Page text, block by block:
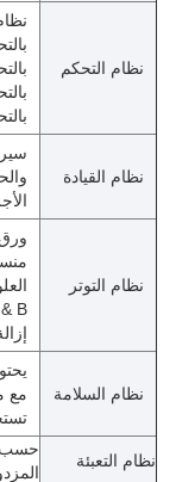
نظام التحكم
نظام القيادة
نظام التوتر
& B
نظام السلامة
مع
نظام التعبئة
حسب